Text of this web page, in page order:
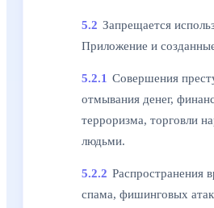
5.2 Запрещается
Приложение и
5.2.1 Совершения
отмывания денег,
терроризма, торговли
людьми.
5.2.2 Распространения
спама, фишинговых